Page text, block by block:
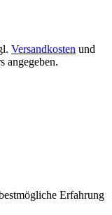
Versandkosten und
angegeben.
Erfahrung